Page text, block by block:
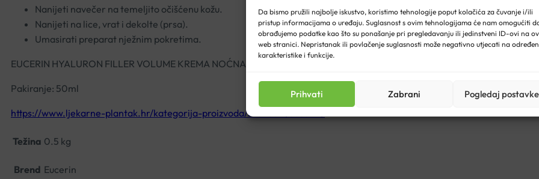
Da bismo pružili najbolje iskustvo, koristimo tehnologije poput kolačića za čuvanje i/ili
pristup informacijama o uređaju. Suglasnost s ovim tehnologijama će nam omogućiti
obrađujemo podatke kao što su ponašanje pri pregledavanju ili jedinstveni ID-ovi na
web stranici. Nepristanak ili povlačenje suglasnosti može negativno utjecati na
karakteristike i funkcije.
Prihvati Zabrani Pogledaj postavke
Nanijeti navečer na temeljito očišćenu kožu.
Nanijeti na lice, vrat i dekolte (prsa).
Umasirati preparat nježnim pokretima.
EUCERIN HYALURON FILLER VOLUME KREMA NOĆNA
Pakiranje: 50ml
https://www.ljekarne-plantak.hr/kategorija-proizvoda/brandovi/eucerin/
Težina 0.5 kg
Brend Eucerin